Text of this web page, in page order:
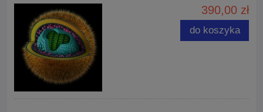
390,00 zł
do koszyka